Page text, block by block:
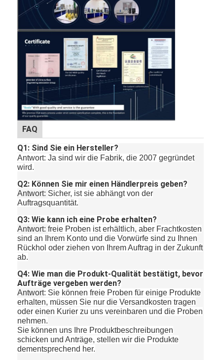
FAQ
Q1: Sind Sie ein Hersteller?
Antwort: Ja sind wir die Fabrik, die 2007 gegründet
wird.
Q2: Können Sie mir einen Händlerpreis geben?
Antwort: Sicher, ist sie abhängt von der
Auftragsquantität.
Q3: Wie kann ich eine Probe erhalten?
Antwort:freie Proben ist erhältlich, aber Frachtkosten
sind an Ihrem Konto und die Vorwürfe sind zu Ihnen
Rückhol oder ziehen von Ihrem Auftrag in der Zukunft
ab.
Q4: Wie man die Produkt-Qualität bestätigt, bevor
Aufträge vergeben werden?
Antwort: Sie können freie Proben für einige Produkte
erhalten, müssen Sie nur die Versandkosten tragen
oder einen Kurier zu uns vereinbaren und die Proben
nehmen.
Sie können uns Ihre Produktbeschreibungen
schicken und Anträge, stellen wir die Produkte
dementsprechend her.